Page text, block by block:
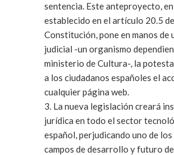
sentencia. Este anteproyecto,
establecido en el artículo 20.5
Constitución, pone en manos de
judicial -un organismo
ministerio de Cultura-, la
a los ciudadanos españoles el
cualquier página web.
3. La nueva legislación creará
jurídica en todo el sector
español, perjudicando uno de los
campos de desarrollo y futuro